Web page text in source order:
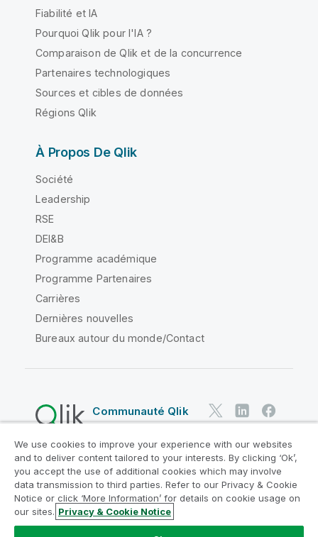
Fiabilité et IA
Pourquoi Qlik pour l'IA ?
Comparaison de Qlik et de la concurrence
Partenaires technologiques
Sources et cibles de données
Régions Qlik
À Propos De Qlik
Société
Leadership
RSE
DEI&B
Programme académique
Programme Partenaires
Carrières
Dernières nouvelles
Bureaux autour du monde/Contact
Communauté Qlik
Contrats juridiques
Conditions d'utilisation des produits
Legal Policies
Conditions légales
Conditions d'utilisation
Marques
Do Not Share My Info
We use cookies to improve your experience with our websites
and to deliver content tailored to your interests. By clicking ‘Ok’,
you accept the use of additional cookies which may involve
data transmission to third parties. Refer to our Privacy & Cookie
Notice or click ‘More Information’ for details on cookie usage on
our sites. Privacy & Cookie Notice